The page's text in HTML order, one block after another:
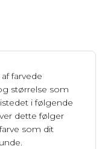
farvede
størrelse som
i følgende
dette følger
som dit